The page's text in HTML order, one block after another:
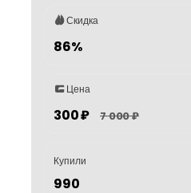
Скидка
86%
Цена
300 ₽ 7 000 ₽
Купили
990